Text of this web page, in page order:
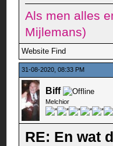
Als men alles
Mijlemans)
Website Find
31-08-2020, 08:33 PM
Biff
Melchior
RE: En wat